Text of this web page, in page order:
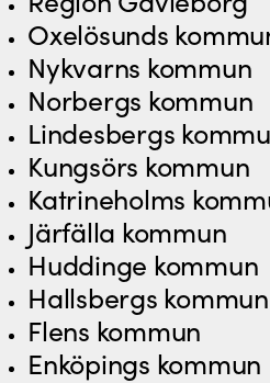
Oxelösunds
Nykvarns kommun
Norbergs kommun
Lindesbergs
Kungsörs kommun
Katrineholms
Järfälla kommun
Huddinge kommun
Hallsbergs kommun
Flens kommun
Enköpings kommun